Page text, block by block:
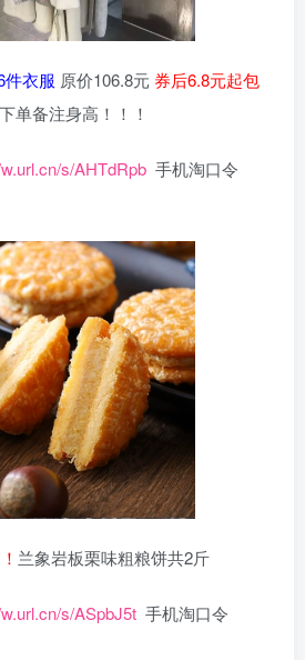
件衣服 原价106.8元 券后6.8元起包
单备注身高！！！
s/AHTdRpb 手机淘口令
兰象岩板栗味粗粮饼共2斤
s/ASpbJ5t 手机淘口令